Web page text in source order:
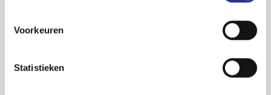
Voorkeuren
Statistieken